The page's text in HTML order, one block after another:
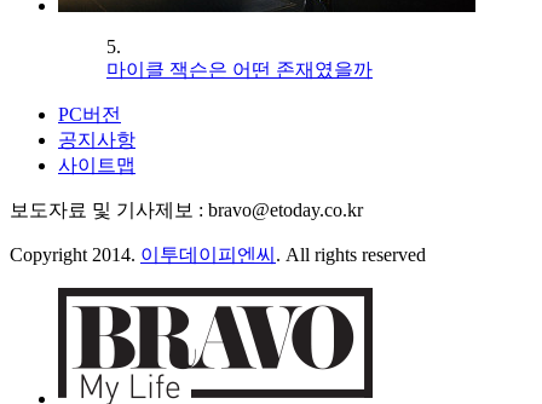
5.
마이클 잭슨은 어떤 존재였을까
PC버전
공지사항
사이트맵
보도자료 및 기사제보 : bravo@etoday.co.kr
Copyright 2014. 이투데이피엔씨 . All rights reserved